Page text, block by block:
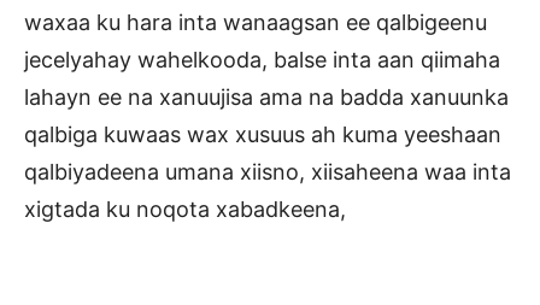
waxaa ku hara inta wanaagsan ee qalbigeenu
jecelyahay wahelkooda, balse inta aan qiimaha
lahayn ee na xanuujisa ama na badda xanuunka
qalbiga kuwaas wax xusuus ah kuma yeeshaan
qalbiyadeena umana xiisno, xiisaheena waa inta
xigtada ku noqota xabadkeena,